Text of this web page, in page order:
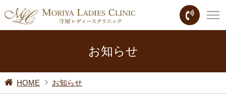
お知らせ
HOME お知らせ